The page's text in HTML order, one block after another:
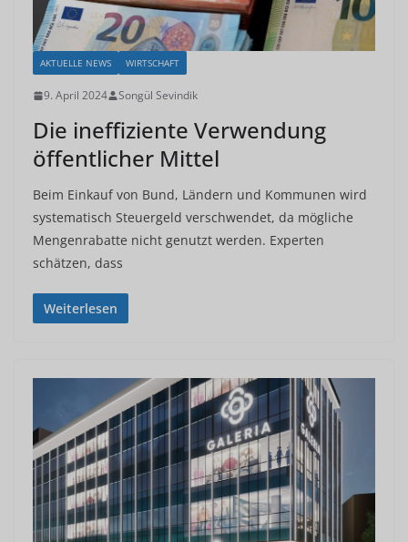
AKTUELLE NEWS WIRTSCHAFT
9. April 2024 Songül Sevindik
Die ineffiziente Verwendung
öffentlicher Mittel
Beim Einkauf von Bund, Ländern und Kommunen wird
systematisch Steuergeld verschwendet, da mögliche
Mengenrabatte nicht genutzt werden. Experten
schätzen, dass
Weiterlesen